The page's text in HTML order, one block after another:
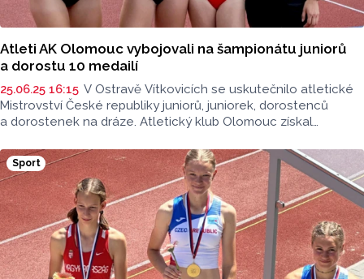
Atleti AK Olomouc vybojovali na šampionátu juniorů
a dorostu 10 medailí
25.06.25 16:15 V Ostravě Vítkovicích se uskutečnilo atletické
Mistrovství České republiky juniorů, juniorek, dorostenců
a dorostenek na dráze. Atletický klub Olomouc získal
Tři medaile si domů odvezla sprinterka Johanka Šafářová.
Sport